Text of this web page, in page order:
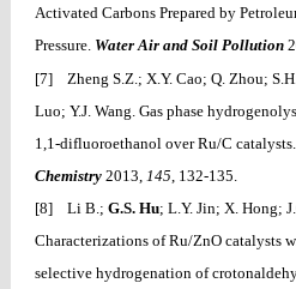
Activated Carbons Prepared by
Pressure. Water Air and Soil Pollution
[7] Zheng S.Z.; X.Y. Cao; Q. Zhou;
Luo; Y.J. Wang. Gas phase
1,1-difluoroethanol over Ru/C catalysts.
Chemistry 2013, 145 , 132-135.
[8] Li B.; G.S. Hu; L.Y. Jin; X. Hong;
Characterizations of Ru/ZnO catalysts
selective hydrogenation of